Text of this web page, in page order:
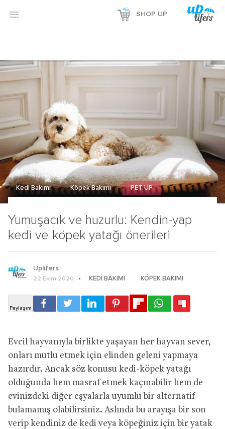
 SHOP UP
Yumuşacık ve huzurlu: Kendin-yap
kedi ve köpek yatağı önerileri
Kedi Bakımı Köpek Bakımı PET UP
Uplifers
22 Ekim 2020 KEDI BAKIMI KÖPEK BAKIMI
Evcil hayvanıyla birlikte yaşayan her hayvan sever,
onları mutlu etmek için elinden geleni yapmaya
hazırdır. Ancak söz konusu kedi-köpek yatağı
olduğunda hem masraf etmek kaçınabilir hem de
evinizdeki diğer eşyalarla uyumlu bir alternatif
bulamamış olabilirsiniz. Aslında bu arayışa bir son
verip kendiniz de kedi veya köpeğiniz için bir yatak